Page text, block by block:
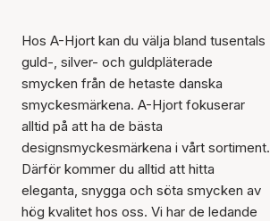
Hos A-Hjort kan du välja bland tusentals
guld-, silver- och guldpläterade
smycken från de hetaste danska
smyckesmärkena. A-Hjort fokuserar
alltid på att ha de bästa
designsmyckesmärkena i vårt sortiment.
Därför kommer du alltid att hitta
eleganta, snygga och söta smycken av
hög kvalitet hos oss. Vi har de ledande